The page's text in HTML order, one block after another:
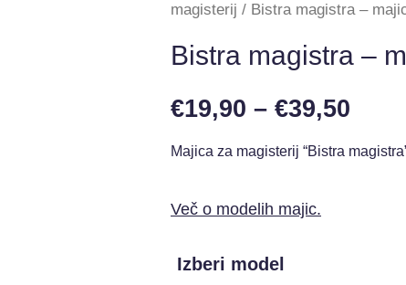
magisterij / Bistra magistra –
Bistra magistra –
€19,90 – €39,50
Majica za magisterij “Bistra
Več o modelih majic.
Izberi model